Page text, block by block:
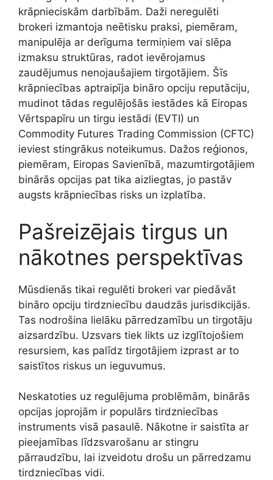
krāpnieciskām darbībām. Daži neregulēti
brokeri izmantoja neētisku praksi, piemēram,
manipulēja ar derīguma termiņiem vai slēpa
izmaksu struktūras, radot ievērojamus
zaudējumus nenojaušajiem tirgotājiem. Šīs
krāpniecības aptraipīja bināro opciju reputāciju,
mudinot tādas regulējošās iestādes kā Eiropas
Vērtspapīru un tirgu iestādi (EVTI) un
Commodity Futures Trading Commission (CFTC)
ieviest stingrākus noteikumus. Dažos reģionos,
piemēram, Eiropas Savienībā, mazumtirgotājiem
binārās opcijas pat tika aizliegtas, jo pastāv
augsts krāpniecības risks un izplatība.
Pašreizējais tirgus un
nākotnes perspektīvas
Mūsdienās tikai regulēti brokeri var piedāvāt
bināro opciju tirdzniecību daudzās jurisdikcijās.
Tas nodrošina lielāku pārredzamību un tirgotāju
aizsardzību. Uzsvars tiek likts uz izglītojošiem
resursiem, kas palīdz tirgotājiem izprast ar to
saistītos riskus un ieguvumus.
Neskatoties uz regulējuma problēmām, binārās
opcijas joprojām ir populārs tirdzniecības
instruments visā pasaulē. Nākotne ir saistīta ar
pieejamības līdzsvarošanu ar stingru
pārraudzību, lai izveidotu drošu un pārredzamu
tirdzniecības vidi.